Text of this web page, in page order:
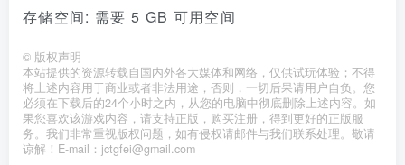
存储空间: 需要 5 GB 可用空间
© 版权声明
本站提供的资源转载自国内外各大媒体和网络，仅供试玩体验；不得
将上述内容用于商业或者非法用途，否则，一切后果请用户自负。您
必须在下载后的24个小时之内，从您的电脑中彻底删除上述内容。如
果您喜欢该游戏内容，请支持正版，购买注册，得到更好的正版服
务。我们非常重视版权问题，如有侵权请邮件与我们联系处理。敬请
谅解！E-mail：jctgfei@gmail.com